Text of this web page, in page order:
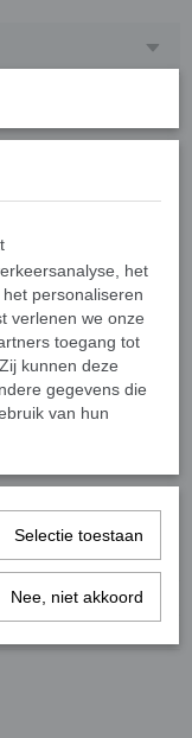
aventurijn
– de steen van
alleen een stijlvolle
en innerlijke rust.
kracht en stabiliteit.
energieën op
leven.
het
personaliseren
verlenen we onze
toegang tot
kunnen deze
gegevens die
van hun
Selectie toestaan
Nee, niet akkoord